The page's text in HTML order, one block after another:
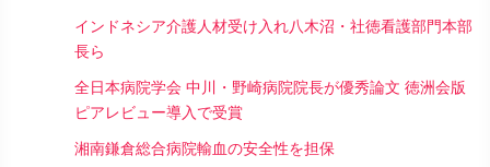
インドネシア介護人材受け入れ八木沼・社徳看護部門本部
長ら
全日本病院学会 中川・野崎病院院長が優秀論文 徳洲会版
ピアレビュー導入で受賞
湘南鎌倉総合病院輸血の安全性を担保